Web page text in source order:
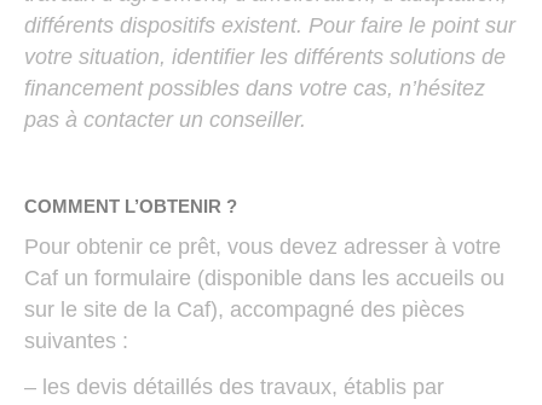
différents dispositifs existent. Pour faire le point sur
votre situation, identifier les différents solutions de
financement possibles dans votre cas, n’hésitez
pas à contacter un conseiller.
COMMENT L’OBTENIR ?
Pour obtenir ce prêt, vous devez adresser à votre
Caf un formulaire (disponible dans les accueils ou
sur le site de la Caf), accompagné des pièces
suivantes :
– les devis détaillés des travaux, établis par